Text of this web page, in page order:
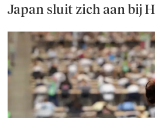
Japan sluit zich aan bij